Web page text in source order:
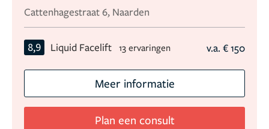
Cattenhagestraat 6, Naarden
8,9 Liquid Facelift 13 ervaringen v.a. € 150
Meer informatie
Plan een consult